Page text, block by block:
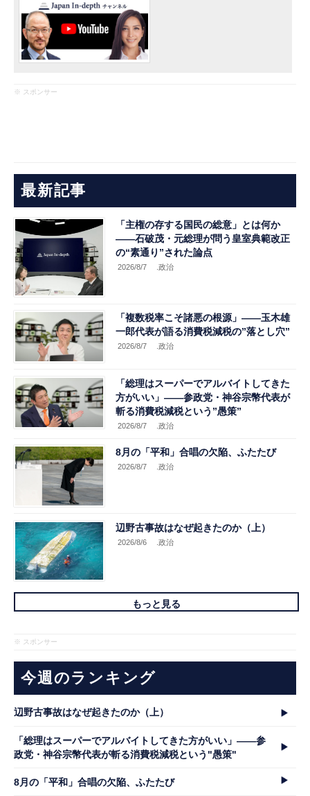
※ スポンサー
最新記事
「主権の存する国民の総意」とは何か
――石破茂・元総理が問う皇室典範改正
の“素通り”された論点
2026/8/7 .政治
「複数税率こそ諸悪の根源」――玉木雄
一郎代表が語る消費税減税の”落とし穴”
2026/8/7 .政治
「総理はスーパーでアルバイトしてきた
方がいい」――参政党・神谷宗幣代表が
斬る消費税減税という”愚策”
2026/8/7 .政治
8月の「平和」合唱の欠陥、ふたたび
2026/8/7 .政治
辺野古事故はなぜ起きたのか（上）
2026/8/6 .政治
もっと見る
※ スポンサー
今週のランキング
辺野古事故はなぜ起きたのか（上）
「総理はスーパーでアルバイトしてきた方がいい」――参
政党・神谷宗幣代表が斬る消費税減税という"愚策"
8月の「平和」合唱の欠陥、ふたたび